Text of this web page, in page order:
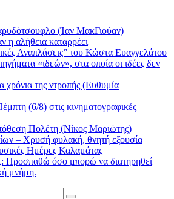
(Ίαν ΜακΓιούαν)
αλήθεια καταρρέει
Αναπλάσεις” του Κώστα Ευαγγελάτου
«ιδεών», στα οποία οι ιδέες δεν
χρόνια της ντροπής (Ευθυμία
(6/8) στις κινηματογραφικές
Πολέτη (Νίκος Μαριώτης)
– Χρυσή φυλακή, θνητή εξουσία
Ημέρες Καλαμάτας
Προσπαθώ όσο μπορώ να διατηρηθεί
μνήμη.